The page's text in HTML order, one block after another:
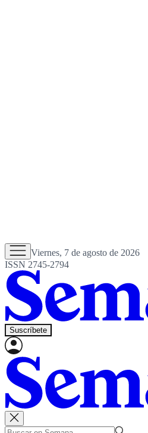
Viernes, 7 de agosto de 2026
ISSN 2745-2794
Suscríbete